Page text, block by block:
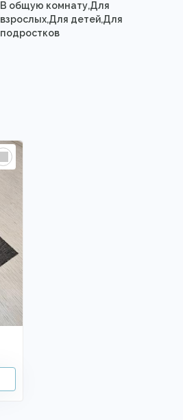
В общую комнату,Для
взрослых,Для детей,Для
подростков